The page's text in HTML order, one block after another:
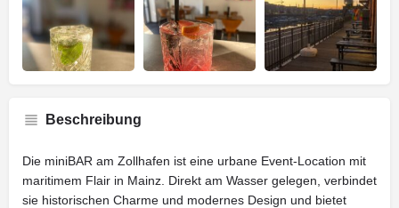
Beschreibung
Die miniBAR am Zollhafen ist eine urbane Event-Location mit
maritimem Flair in Mainz. Direkt am Wasser gelegen, verbindet
sie historischen Charme und modernes Design und bietet